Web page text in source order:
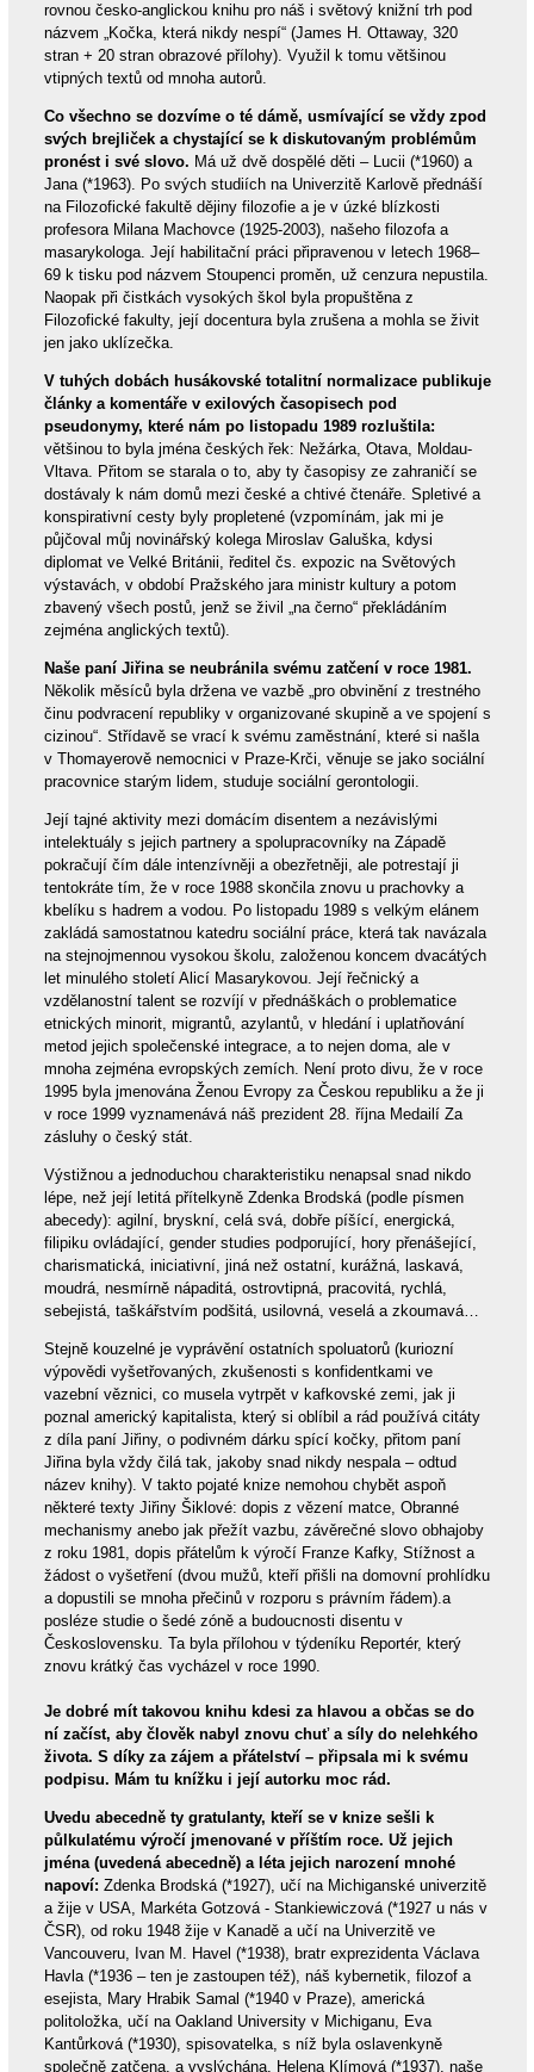
rovnou česko-anglickou knihu pro náš i světový knižní trh pod
názvem „Kočka, která nikdy nespí“ (James H. Ottaway, 320
stran + 20 stran obrazové přílohy). Využil k tomu většinou
vtipných textů od mnoha autorů.
Co všechno se dozvíme o té dámě, usmívající se vždy zpod
svých brejliček a chystající se k diskutovaným problémům
pronést i své slovo. Má už dvě dospělé děti – Lucii (*1960) a
Jana (*1963). Po svých studiích na Univerzitě Karlově přednáší
na Filozofické fakultě dějiny filozofie a je v úzké blízkosti
profesora Milana Machovce (1925-2003), našeho filozofa a
masarykologa. Její habilitační práci připravenou v letech 1968–
69 k tisku pod názvem Stoupenci proměn, už cenzura nepustila.
Naopak při čistkách vysokých škol byla propuštěna z
Filozofické fakulty, její docentura byla zrušena a mohla se živit
jen jako uklízečka.
V tuhých dobách husákovské totalitní normalizace publikuje
články a komentáře v exilových časopisech pod
pseudonymy, které nám po listopadu 1989 rozluštila:
většinou to byla jména českých řek: Nežárka, Otava, Moldau-
Vltava. Přitom se starala o to, aby ty časopisy ze zahraničí se
dostávaly k nám domů mezi české a chtivé čtenáře. Spletivé a
konspirativní cesty byly propletené (vzpomínám, jak mi je
půjčoval můj novinářský kolega Miroslav Galuška, kdysi
diplomat ve Velké Británii, ředitel čs. expozic na Světových
výstavách, v období Pražského jara ministr kultury a potom
zbavený všech postů, jenž se živil „na černo“ překládáním
zejména anglických textů).
Naše paní Jiřina se neubránila svému zatčení v roce 1981.
Několik měsíců byla držena ve vazbě „pro obvinění z trestného
činu podvracení republiky v organizované skupině a ve spojení s
cizinou“. Střídavě se vrací k svému zaměstnání, které si našla
v Thomayerově nemocnici v Praze-Krči, věnuje se jako sociální
pracovnice starým lidem, studuje sociální gerontologii.
Její tajné aktivity mezi domácím disentem a nezávislými
intelektuály s jejich partnery a spolupracovníky na Západě
pokračují čím dále intenzívněji a obezřetněji, ale potrestají ji
tentokráte tím, že v roce 1988 skončila znovu u prachovky a
kbelíku s hadrem a vodou. Po listopadu 1989 s velkým elánem
zakládá samostatnou katedru sociální práce, která tak navázala
na stejnojmennou vysokou školu, založenou koncem dvacátých
let minulého století Alicí Masarykovou. Její řečnický a
vzdělanostní talent se rozvíjí v přednáškách o problematice
etnických minorit, migrantů, azylantů, v hledání i uplatňování
metod jejich společenské integrace, a to nejen doma, ale v
mnoha zejména evropských zemích. Není proto divu, že v roce
1995 byla jmenována Ženou Evropy za Českou republiku a že ji
v roce 1999 vyznamenává náš prezident 28. října Medailí Za
zásluhy o český stát.
Výstižnou a jednoduchou charakteristiku nenapsal snad nikdo
lépe, než její letitá přítelkyně Zdenka Brodská (podle písmen
abecedy): agilní, bryskní, celá svá, dobře píšící, energická,
filipiku ovládající, gender studies podporující, hory přenášející,
charismatická, iniciativní, jiná než ostatní, kurážná, laskavá,
moudrá, nesmírně nápaditá, ostrovtipná, pracovitá, rychlá,
sebejistá, taškářstvím podšitá, usilovná, veselá a zkoumavá…
Stejně kouzelné je vyprávění ostatních spoluatorů (kuriozní
výpovědi vyšetřovaných, zkušenosti s konfidentkami ve
vazební věznici, co musela vytrpět v kafkovské zemi, jak ji
poznal americký kapitalista, který si oblíbil a rád používá citáty
z díla paní Jiřiny, o podivném dárku spící kočky, přitom paní
Jiřina byla vždy čilá tak, jakoby snad nikdy nespala – odtud
název knihy). V takto pojaté knize nemohou chybět aspoň
některé texty Jiřiny Šiklové: dopis z vězení matce, Obranné
mechanismy anebo jak přežít vazbu, závěrečné slovo obhajoby
z roku 1981, dopis přátelům k výročí Franze Kafky, Stížnost a
žádost o vyšetření (dvou mužů, kteří přišli na domovní prohlídku
a dopustili se mnoha přečinů v rozporu s právním řádem).a
posléze studie o šedé zóně a budoucnosti disentu v
Československu. Ta byla přílohou v týdeníku Reportér, který
znovu krátký čas vycházel v roce 1990.
Je dobré mít takovou knihu kdesi za hlavou a občas se do
ní začíst, aby člověk nabyl znovu chuť a síly do nelehkého
života. S díky za zájem a přátelství – připsala mi k svému
podpisu. Mám tu knížku i její autorku moc rád.
Uvedu abecedně ty gratulanty, kteří se v knize sešli k
půlkulatému výročí jmenované v příštím roce. Už jejich
jména (uvedená abecedně) a léta jejich narození mnohé
napoví: Zdenka Brodská (*1927), učí na Michiganské univerzitě
a žije v USA, Markéta Gotzová - Stankiewiczová (*1927 u nás v
ČSR), od roku 1948 žije v Kanadě a učí na Univerzitě ve
Vancouveru, Ivan M. Havel (*1938), bratr exprezidenta Václava
Havla (*1936 – ten je zastoupen též), náš kybernetik, filozof a
esejista, Mary Hrabik Samal (*1940 v Praze), americká
politoložka, učí na Oakland University v Michiganu, Eva
Kantůrková (*1930), spisovatelka, s níž byla oslavenkyně
společně zatčena, a vyslýchána, Helena Klímová (*1937), naše